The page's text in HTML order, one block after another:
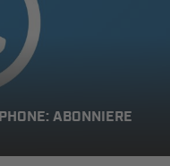
ABONNIERE